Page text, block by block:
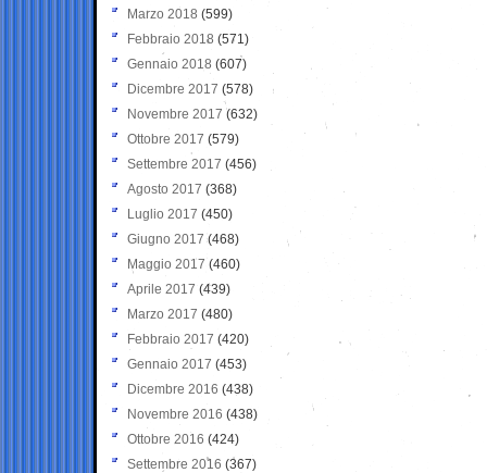
Marzo 2018 (599)
Febbraio 2018 (571)
Gennaio 2018 (607)
Dicembre 2017 (578)
Novembre 2017 (632)
Ottobre 2017 (579)
Settembre 2017 (456)
Agosto 2017 (368)
Luglio 2017 (450)
Giugno 2017 (468)
Maggio 2017 (460)
Aprile 2017 (439)
Marzo 2017 (480)
Febbraio 2017 (420)
Gennaio 2017 (453)
Dicembre 2016 (438)
Novembre 2016 (438)
Ottobre 2016 (424)
Settembre 2016 (367)